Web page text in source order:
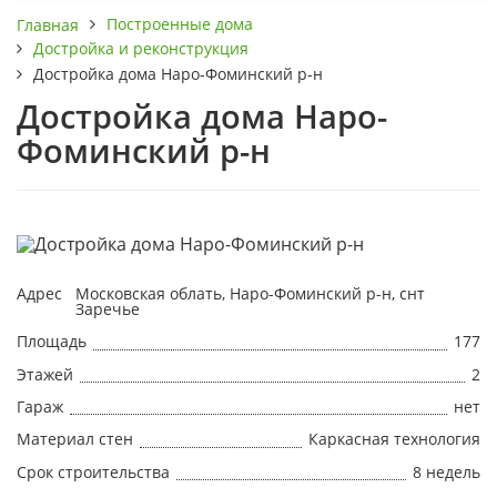
Главная
Построенные дома
Достройка и реконструкция
Достройка дома Наро-Фоминский р-н
Достройка дома Наро-
Фоминский р-н
Адрес Московская облать, Наро-Фоминский р-н, снт
Заречье
Площадь
177
Этажей
2
Гараж
нет
Материал стен
Каркасная технология
Срок строительства
8 недель